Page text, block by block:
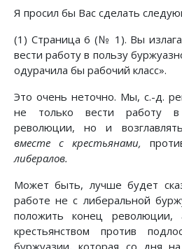
Я просил бы Вас сделать
(1) Страница 6 (№ 1). Вы
вести работу в пользу
одурачила бы рабочий класс».
Это очень неточно. Мы, с.-д.
не только вести работу в
революции, но и
вместе с крестьянами,
либералов.
Может быть, лучше будет
работе не с либеральной
положить конец революции,
крестьянством против